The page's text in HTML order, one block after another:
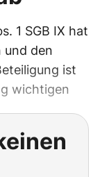
1 SGB IX hat
und den
ist
wichtigen